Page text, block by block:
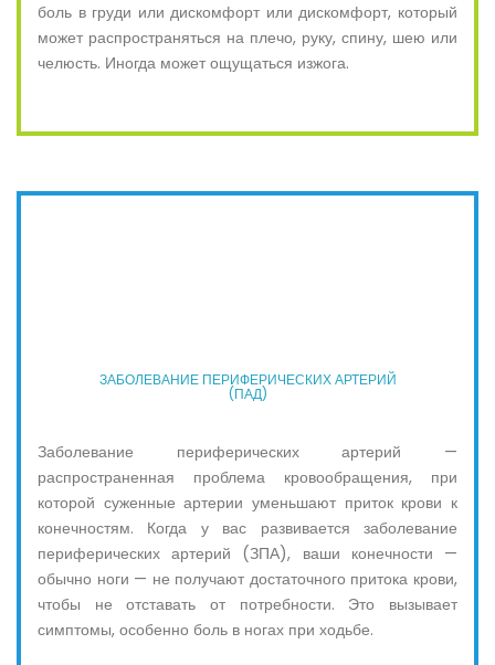
боль в груди или дискомфорт или дискомфорт, который
может распространяться на плечо, руку, спину, шею или
челюсть. Иногда может ощущаться изжога.
ЗАБОЛЕВАНИЕ ПЕРИФЕРИЧЕСКИХ АРТЕРИЙ
(ПАД)
Заболевание периферических артерий —
распространенная проблема кровообращения, при
которой суженные артерии уменьшают приток крови к
конечностям. Когда у вас развивается заболевание
периферических артерий (ЗПА), ваши конечности —
обычно ноги — не получают достаточного притока крови,
чтобы не отставать от потребности. Это вызывает
симптомы, особенно боль в ногах при ходьбе.